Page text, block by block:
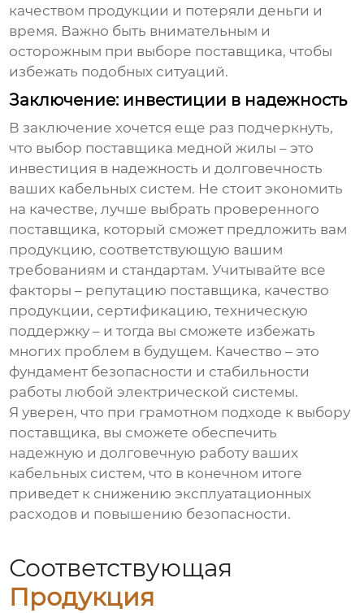
качеством продукции и потеряли деньги и
время. Важно быть внимательным и
осторожным при выборе поставщика, чтобы
избежать подобных ситуаций.
Заключение: инвестиции в надежность
В заключение хочется еще раз подчеркнуть,
что выбор поставщика медной жилы – это
инвестиция в надежность и долговечность
ваших кабельных систем. Не стоит экономить
на качестве, лучше выбрать проверенного
поставщика, который сможет предложить вам
продукцию, соответствующую вашим
требованиям и стандартам. Учитывайте все
факторы – репутацию поставщика, качество
продукции, сертификацию, техническую
поддержку – и тогда вы сможете избежать
многих проблем в будущем. Качество – это
фундамент безопасности и стабильности
работы любой электрической системы.
Я уверен, что при грамотном подходе к выбору
поставщика, вы сможете обеспечить
надежную и долговечную работу ваших
кабельных систем, что в конечном итоге
приведет к снижению эксплуатационных
расходов и повышению безопасности.
Соответствующая
Продукция